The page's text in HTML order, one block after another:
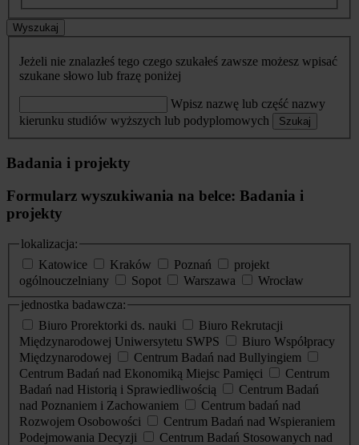
Wyszukaj
Jeżeli nie znalazłeś tego czego szukałeś zawsze możesz wpisać
szukane słowo lub frazę poniżej
Wpisz nazwę lub część nazwy
kierunku studiów wyższych lub podyplomowych
Szukaj
Badania i projekty
Formularz wyszukiwania na belce: Badania i
projekty
lokalizacja:
Katowice
Kraków Poznań
projekt
ogólnouczelniany
Sopot Warszawa
Wrocław
jednostka badawcza:
Biuro Prorektorki ds. nauki
Biuro Rekrutacji
Międzynarodowej Uniwersytetu SWPS
Biuro Współpracy
Międzynarodowej
Centrum Badań nad Bullyingiem
Centrum Badań nad Ekonomiką Miejsc Pamięci
Centrum
Badań nad Historią i Sprawiedliwością
Centrum Badań
nad Poznaniem i Zachowaniem
Centrum badań nad
Rozwojem Osobowości
Centrum Badań nad Wspieraniem
Podejmowania Decyzji
Centrum Badań Stosowanych nad